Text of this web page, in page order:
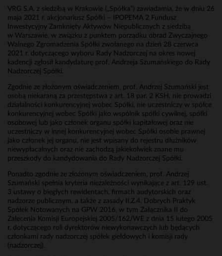
VRG S.A. z siedzibą w Krakowie („Spółka”) zawiadamia, że w dniu 26
maja 2021 r. akcjonariusz Spółki – IPOPEMA 2 Fundusz
Inwestycyjny Zamknięty Aktywów Niepublicznych z siedzibą
w Warszawie, w związku z punktem porządku obrad Zwyczajnego
Walnego Zgromadzenia Spółki zwołanego na dzień 28 czerwca
2021 r. dotyczącego wyboru Rady Nadzorczej na okres nowej
kadencji zgłosił kandydaturę prof. Andrzeja Szumańskiego do Rady
Nadzorczej Spółki.
Zgodnie ze złożonym oświadczeniem, prof. Andrzej Szumański jest
osobą niekaraną za przestępstwa z art. 18 par. 2 KSH, nie prowadzi
działalności konkurencyjnej wobec Spółki, nie uczestniczy w spółce
konkurencyjnej wobec Spółki jako wspólnik spółki cywilnej, spółki
osobowej lub jako członek organu spółki kapitałowej oraz nie
uczestniczy w innej konkurencyjnej wobec Spółki osobie prawnej
jako członek jej organu, nie jest wpisany do rejestru dłużników
niewypłacalnych oraz nie zachodzą jakiekolwiek znane mu
przeszkody do kandydowania do Rady Nadzorczej Spółki.
Ponadto zgodnie ze złożonym oświadczeniem, prof. Andrzej
Szumański spełnia kryteria niezależności wynikające z art. 129 ust.
3 ustawy o biegłych rewidentach, firmach audytorskich oraz
nadzorze publicznym, a także z zasady II.Z.4. Dobrych Praktyk
Spółek Notowanych na GPW 2016, w tym Załącznika II do
Zalecenia Komisji Europejskiej 2005/162/WE z dnia 15 lutego 2005
r. dotyczącego roli dyrektorów niewykonawczych lub będących
członkami rady nadzorczej spółek giełdowych i komisji rady
(nadzorczej).